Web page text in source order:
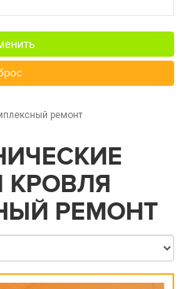
ремонт
КРОВЛЯ
РЕМОНТ